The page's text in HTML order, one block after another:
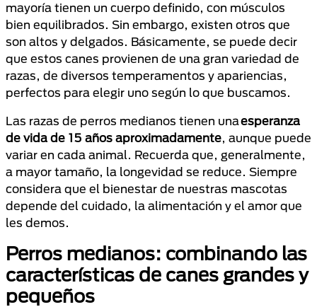
mayoría tienen un cuerpo definido, con músculos
bien equilibrados. Sin embargo, existen otros que
son altos y delgados. Básicamente, se puede decir
que estos canes provienen de una gran variedad de
razas, de diversos temperamentos y apariencias,
perfectos para elegir uno según lo que buscamos.
Las razas de perros medianos tienen unaesperanza
de vida de 15 años aproximadamente, aunque puede
variar en cada animal. Recuerda que, generalmente,
a mayor tamaño, la longevidad se reduce. Siempre
considera que el bienestar de nuestras mascotas
depende del cuidado, la alimentación y el amor que
les demos.
Perros medianos: combinando las
características de canes grandes y
pequeños